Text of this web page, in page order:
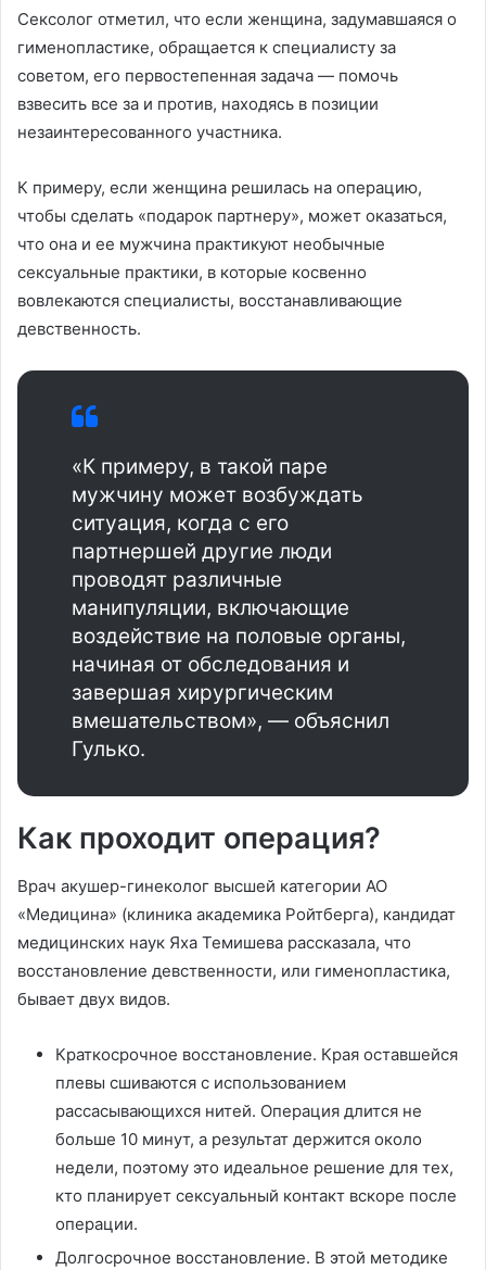
Сексолог отметил, что если женщина, задумавшаяся о
гименопластике, обращается к специалисту за
советом, его первостепенная задача — помочь
взвесить все за и против, находясь в позиции
незаинтересованного участника.
К примеру, если женщина решилась на операцию,
чтобы сделать «подарок партнеру», может оказаться,
что она и ее мужчина практикуют необычные
сексуальные практики, в которые косвенно
вовлекаются специалисты, восстанавливающие
девственность.
«К примеру, в такой паре
мужчину может возбуждать
ситуация, когда с его
партнершей другие люди
проводят различные
манипуляции, включающие
воздействие на половые органы,
начиная от обследования и
завершая хирургическим
вмешательством», — объяснил
Гулько.
Как проходит операция?
Врач акушер-гинеколог высшей категории АО
«Медицина» (клиника академика Ройтберга), кандидат
медицинских наук Яха Темишева рассказала, что
восстановление девственности, или гименопластика,
бывает двух видов.
Краткосрочное восстановление. Края оставшейся
плевы сшиваются с использованием
рассасывающихся нитей. Операция длится не
больше 10 минут, а результат держится около
недели, поэтому это идеальное решение для тех,
кто планирует сексуальный контакт вскоре после
операции.
Долгосрочное восстановление. В этой методике